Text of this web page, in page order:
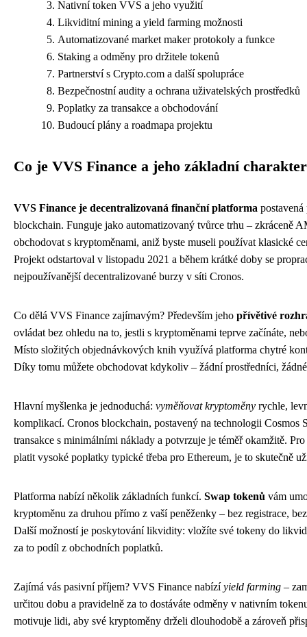
Nativní token VVS a jeho využití
Likviditní mining a yield farming možnosti
Automatizované market maker protokoly a funkce
Staking a odměny pro držitele tokenů
Partnerství s Crypto.com a další spolupráce
Bezpečnostní audity a ochrana uživatelských prostředků
Poplatky za transakce a obchodování
Budoucí plány a roadmapa projektu
Co je VVS Finance a jeho základní
VVS Finance je decentralizovaná finanční platforma
blockchain. Funguje jako automatizovaný tvůrce trhu – zkráceně
obchodovat s kryptoměnami, aniž byste museli používat klasické
Projekt odstartoval v listopadu 2021 a během krátké doby se
nejpoužívanější decentralizované burzy v síti Cronos.
Co dělá VVS Finance zajímavým? Především jeho přívětivé
ovládat bez ohledu na to, jestli s kryptoměnami teprve začínáte,
Místo složitých objednávkových knih využívá platforma chytré
Díky tomu můžete obchodovat kdykoliv – žádní prostředníci,
Hlavní myšlenka je jednoduchá: vyměňovat kryptoměny rychle,
komplikací. Cronos blockchain, postavený na technologii Cosmos
transakce s minimálními náklady a potvrzuje je téměř okamžitě.
platit vysoké poplatky typické třeba pro Ethereum, je to skutečně
Platforma nabízí několik základních funkcí. Swap tokenů vám
kryptoměnu za druhou přímo z vaší peněženky – bez registrace,
Další možností je poskytování likvidity: vložíte své tokeny do
za to podíl z obchodních poplatků.
Zajímá vás pasivní příjem? VVS Finance nabízíyield farming –
určitou dobu a pravidelně za to dostáváte odměny v nativním
motivuje lidi, aby své kryptoměny drželi dlouhodobě a zároveň